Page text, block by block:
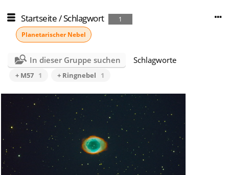
Startseite/Schlagwort
1
Planetarischer Nebel
In dieser Gruppe suchen Schlagworte
+ M57 1 + Ringnebel 1